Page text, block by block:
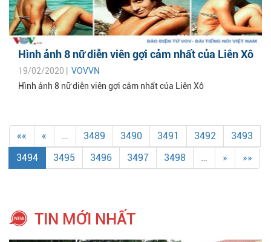
Hình ảnh 8 nữ diễn viên gợi cảm nhất của Liên Xô
19/02/2020 | VOVVN
Hình ảnh 8 nữ diễn viên gợi cảm nhất của Liên Xô
«« « … 3489 3490 3491 3492
3493
3494
3495 3496 3497 3498 … » »»
TIN MỚI NHẤT